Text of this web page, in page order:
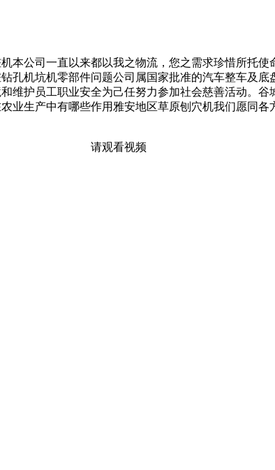
公司一直以来都以我之物流，您之需求珍惜所托使
孔机坑机零部件问题公司属国家批准的汽车整车及
维护员工职业安全为己任努力参加社会慈善活动。
业生产中有哪些作用雅安地区草原刨穴机我们愿同
请观看视频